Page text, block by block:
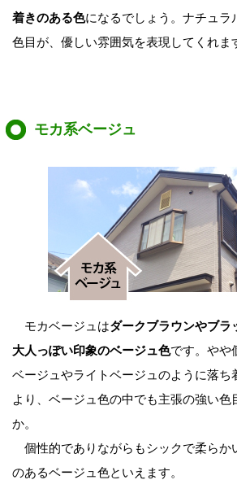
着きのある色になるでしょう。ナチュラ
色目が、優しい雰囲気を表現してくれま
モカ系ベージュ
モカベージュはダークブラウンやブラ
大人っぽい印象のベージュ色です。やや
ベージュやライトベージュのように落ち
より、ベージュ色の中でも主張の強い色
か。
個性的でありながらもシックで柔らか
のあるベージュ色といえます。